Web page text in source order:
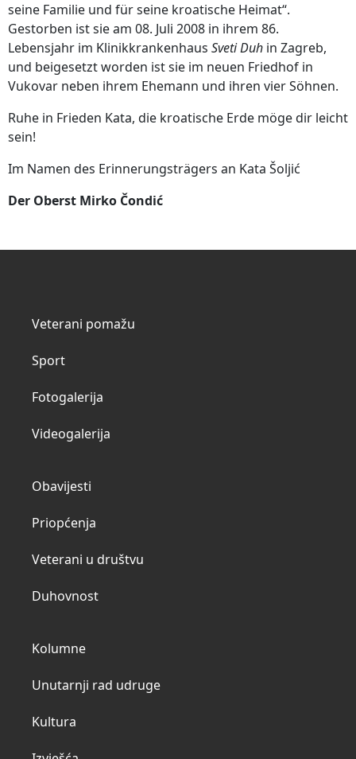
seine Familie und für seine kroatische Heimat“.
Gestorben ist sie am 08. Juli 2008 in ihrem 86.
Lebensjahr im Klinikkrankenhaus Sveti Duh in Zagreb,
und beigesetzt worden ist sie im neuen Friedhof in
Vukovar neben ihrem Ehemann und ihren vier Söhnen.
Ruhe in Frieden Kata, die kroatische Erde möge dir leicht
sein!
Im Namen des Erinnerungsträgers an Kata Šoljić
Der Oberst Mirko Čondić
Veterani pomažu
Sport
Fotogalerija
Videogalerija
Obavijesti
Priopćenja
Veterani u društvu
Duhovnost
Kolumne
Unutarnji rad udruge
Kultura